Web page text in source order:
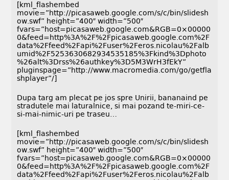
[kml_flashembed
movie=”http://picasaweb.google.com/s/c/bin/slidesh
ow.swf” height=”400″ width=”500″
fvars=”host=picasaweb.google.com&RGB=0×00000
0&feed=http%3A%2F%2Fpicasaweb.google.com%2F
data%2Ffeed%2Fapi%2Fuser%2Feros.nicolau%2Falb
umid%2F5253630682934535185%3Fkind%3Dphoto
%26alt%3Drss%26authkey%3D5M3WrH3fEkY”
pluginspage=”http://www.macromedia.com/go/getfla
shplayer”/]
Dupa targ am plecat pe jos spre Unirii, bananaind pe
stradutele mai laturalnice, si mai pozand te-miri-ce-
si-mai-nimic-uri pe traseu…
[kml_flashembed
movie=”http://picasaweb.google.com/s/c/bin/slidesh
ow.swf” height=”400″ width=”500″
fvars=”host=picasaweb.google.com&RGB=0×00000
0&feed=http%3A%2F%2Fpicasaweb.google.com%2F
data%2Ffeed%2Fapi%2Fuser%2Feros.nicolau%2Falb